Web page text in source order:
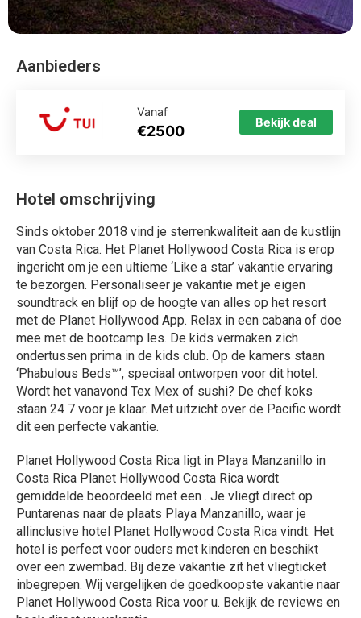
van Costa Rica. Het Planet Hollywood Costa Rica is erop
ingericht om je een ultieme ‘Like a star’ vakantie ervaring
te bezorgen. Personaliseer je vakantie met je eigen
soundtrack en blijf op de hoogte van alles op het resort
met de Planet Hollywood App. Relax in een cabana of doe
mee met de bootcamp les. De kids vermaken zich
ondertussen prima in de kids club. Op de kamers staan
‘Phabulous Beds™’, speciaal ontworpen voor dit hotel.
Wordt het vanavond Tex Mex of sushi? De chef koks
staan 24 7 voor je klaar. Met uitzicht over de Pacific wordt
dit een perfecte vakantie.
Costa Rica Planet Hollywood Costa Rica wordt
gemiddelde beoordeeld met een . Je vliegt direct op
Puntarenas naar de plaats Playa Manzanillo, waar je
allinclusive hotel Planet Hollywood Costa Rica vindt. Het
hotel is perfect voor ouders met kinderen en beschikt
over een zwembad. Bij deze vakantie zit het vliegticket
inbegrepen. Wij vergelijken de goedkoopste vakantie naar
Planet Hollywood Costa Rica voor u. Bekijk de reviews en
boek direct uw vakantie.
€2500 Bekijk deal